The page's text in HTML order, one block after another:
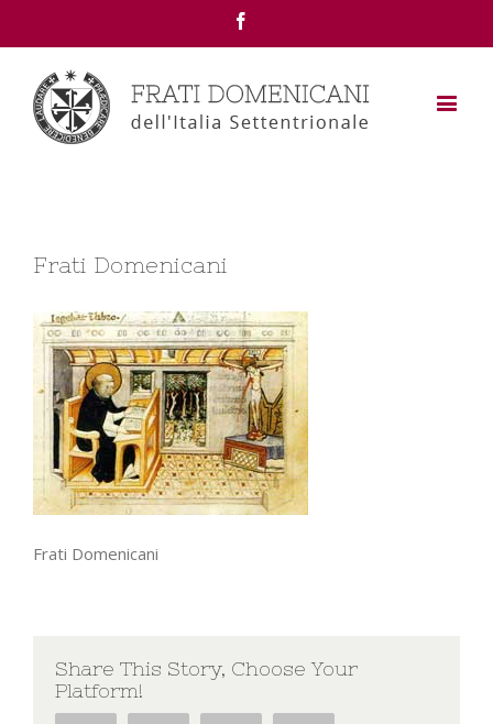
Frati Domenicani
Frati Domenicani
Share This Story, Choose Your
Platform!